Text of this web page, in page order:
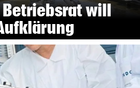
Betriebsrat will